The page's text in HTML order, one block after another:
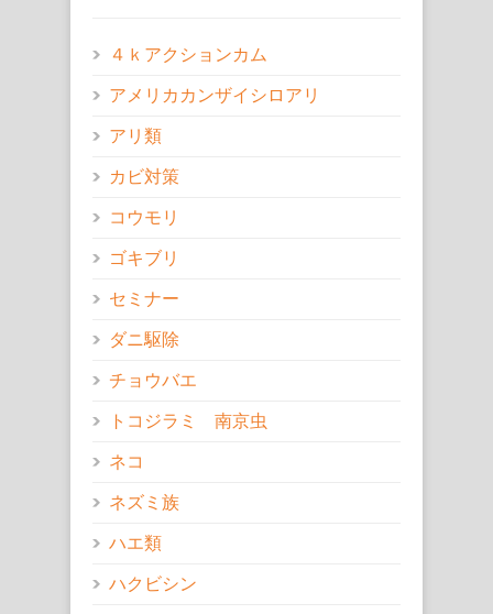
４ｋアクションカム
アメリカカンザイシロアリ
アリ類
カビ対策
コウモリ
ゴキブリ
セミナー
ダニ駆除
チョウバエ
トコジラミ 南京虫
ネコ
ネズミ族
ハエ類
ハクビシン